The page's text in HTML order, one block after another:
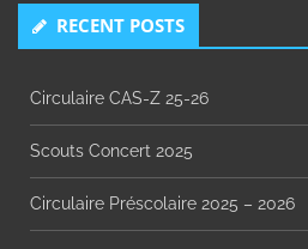
RECENT POSTS
Circulaire CAS-Z 25-26
Scouts Concert 2025
Circulaire Préscolaire 2025 – 2026